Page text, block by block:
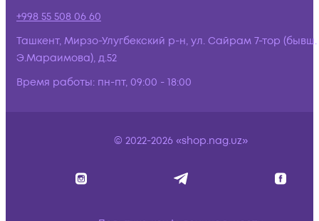
+998 55 508 06 60
Ташкент, Мирзо-Улугбекский р-н, ул. Сайрам 7-тор (бывш.
Э.Мараимова), д.52
Время работы: пн-пт, 09:00 - 18:00
© 2022-2026 «shop.nag.uz»